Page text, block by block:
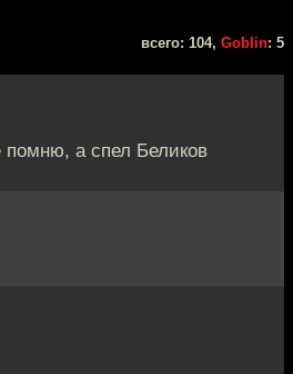
всего: 104, Goblin: 5
а спел Беликов